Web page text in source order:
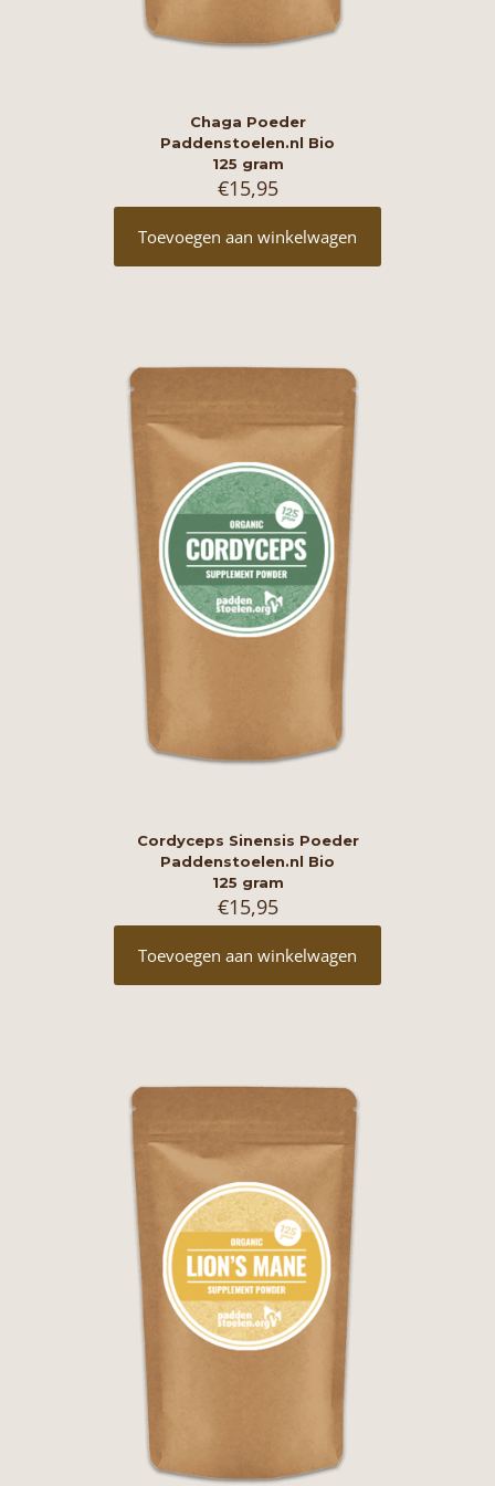
Chaga Poeder
Paddenstoelen.nl Bio
125 gram
€15,95
Toevoegen aan winkelwagen
Cordyceps Sinensis Poeder
Paddenstoelen.nl Bio
125 gram
€15,95
Toevoegen aan winkelwagen